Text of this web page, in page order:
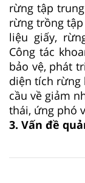
rừng tập
rừng trồng
liệu giấy,
Công tác
bảo vệ, phát
diện tích rừng
cầu về giảm
thái, ứng phó
3. Vấn đề